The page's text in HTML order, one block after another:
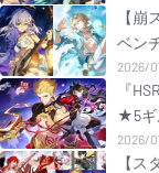
【
ベン
2026/
『
★5ギ
2026/
【